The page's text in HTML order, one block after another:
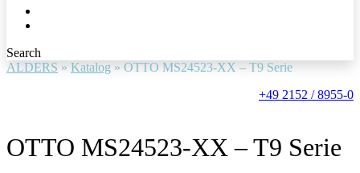
Search
ALDERS » Katalog » OTTO MS24523-XX – T9 Serie
+49 2152 / 8955-0
OTTO MS24523-XX – T9 Serie